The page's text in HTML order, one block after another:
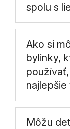
spolu s
Ako si
bylinky,
Môžu